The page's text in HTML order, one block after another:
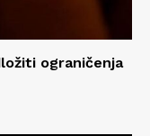
ograničenja